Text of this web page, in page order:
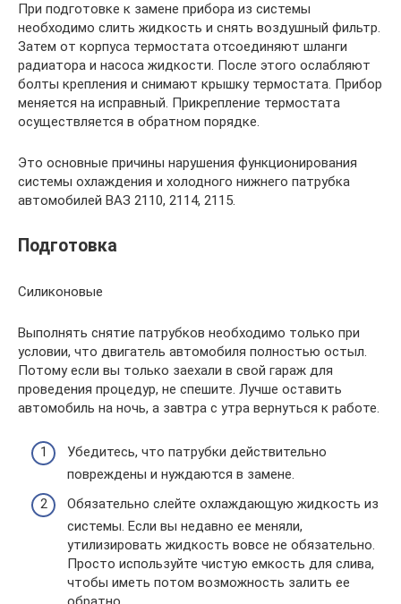
При подготовке к замене прибора из системы
необходимо слить жидкость и снять воздушный фильтр.
Затем от корпуса термостата отсоединяют шланги
радиатора и насоса жидкости. После этого ослабляют
болты крепления и снимают крышку термостата. Прибор
меняется на исправный. Прикрепление термостата
осуществляется в обратном порядке.
Это основные причины нарушения функционирования
системы охлаждения и холодного нижнего патрубка
автомобилей ВАЗ 2110, 2114, 2115.
Подготовка
Силиконовые
Выполнять снятие патрубков необходимо только при
условии, что двигатель автомобиля полностью остыл.
Потому если вы только заехали в свой гараж для
проведения процедур, не спешите. Лучше оставить
автомобиль на ночь, а завтра с утра вернуться к работе.
Убедитесь, что патрубки действительно
повреждены и нуждаются в замене.
Обязательно слейте охлаждающую жидкость из
системы. Если вы недавно ее меняли,
утилизировать жидкость вовсе не обязательно.
Просто используйте чистую емкость для слива,
чтобы иметь потом возможность залить ее